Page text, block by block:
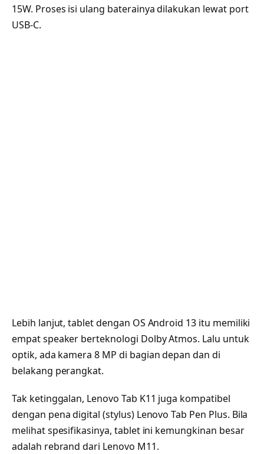
15W. Proses isi ulang baterainya dilakukan lewat port
USB-C.
Lebih lanjut, tablet dengan OS Android 13 itu memiliki
empat speaker berteknologi Dolby Atmos. Lalu untuk
optik, ada kamera 8 MP di bagian depan dan di
belakang perangkat.
Tak ketinggalan, Lenovo Tab K11 juga kompatibel
dengan pena digital (stylus) Lenovo Tab Pen Plus. Bila
melihat spesifikasinya, tablet ini kemungkinan besar
adalah rebrand dari Lenovo M11.